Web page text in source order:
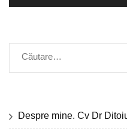
Caută
după:
Despre mine. Cv Dr